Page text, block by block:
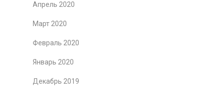
Апрель 2020
Март 2020
Февраль 2020
Январь 2020
Декабрь 2019